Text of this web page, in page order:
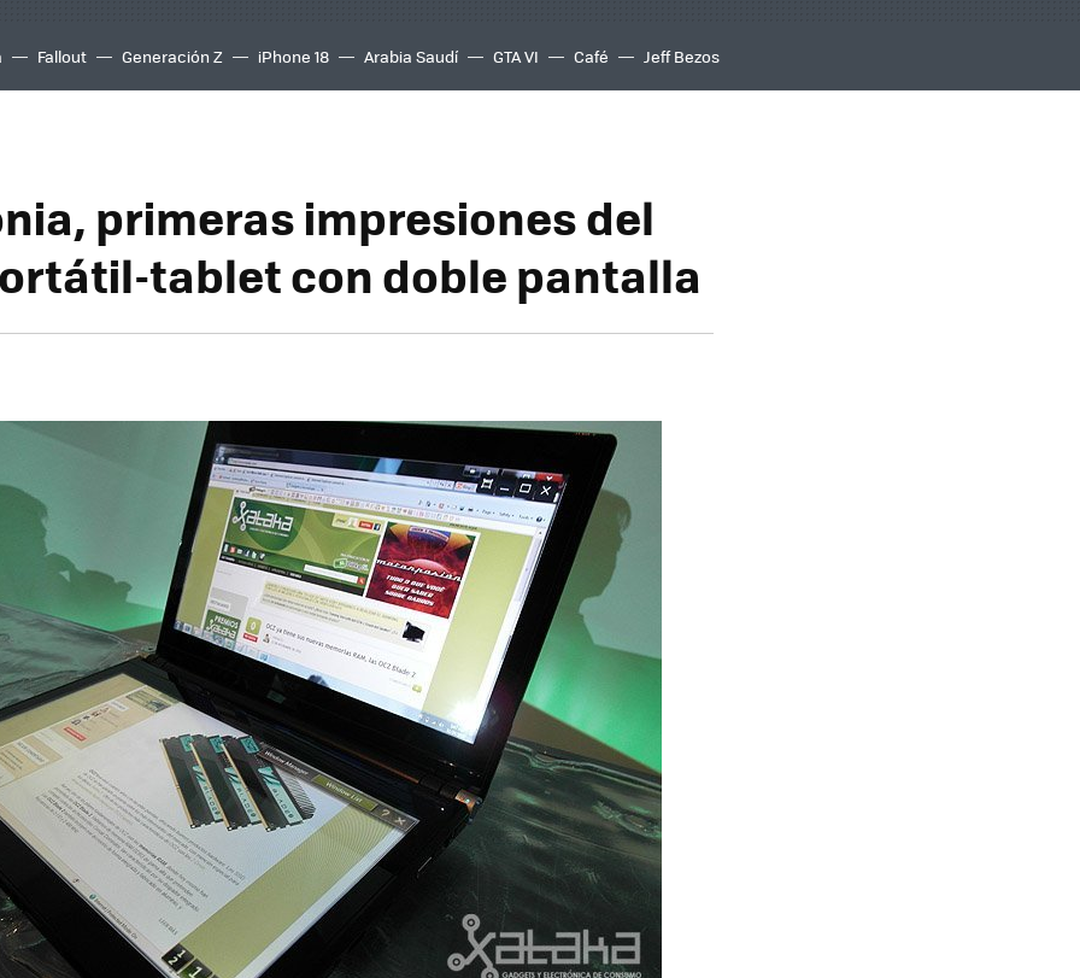
Fallout Generación Z iPhone 18 Arabia Saudí GTA VI Café Jeff Bezos
primeras impresiones del
tablet con doble pantalla